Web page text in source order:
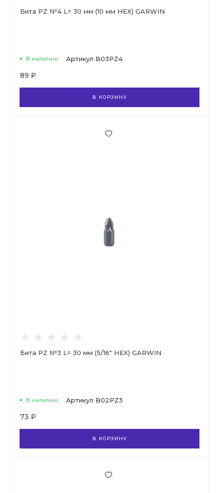
Бита PZ №4 L= 30 мм (10 мм HEX) GARWIN
В наличии Артикул B03PZ4
89 ₽
В КОРЗИНУ
Бита PZ №3 L= 30 мм (5/16" HEX) GARWIN
В наличии Артикул B02PZ3
73 ₽
В КОРЗИНУ